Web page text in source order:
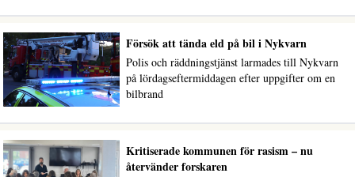
Försök att tända eld på bil i Nykvarn
Polis och räddningstjänst larmades till Nykvarn
på lördagseftermiddagen efter uppgifter om en
bilbrand
Kritiserade kommunen för rasism – nu
återvänder forskaren